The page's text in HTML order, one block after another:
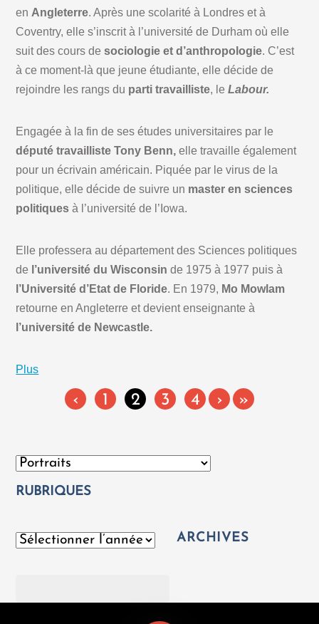
en Angleterre. Après une scolarité à Londres et à
Coventry, elle s’inscrit à l’université de Durham où elle
suit des cours desociologie et d’anthropologie. C’est
à ce moment-là que jeune étudiante, elle décide de
rejoindre les rangs du parti travailliste, leLabour.
Engagée à la fin de ses études universitaires par le
député travailliste Tony Benn, elle travaille également
pour un écrivain américain. Piquée par le virus de la
politique, elle décide de suivre un master en sciences
politiques à l’université de l’Iowa.
Elle professera au département des Sciences politiques
de l’université du Wisconsin de 1975 à 1977 puis à
l’Université d’Etat de Floride. En 1979, Mo Mowlam
retourne en Angleterre et devient enseignante à
l’université de Newcastle.
Plus
‹ 1 2 3 4 › »
Catégories
RUBRIQUES
Archives ARCHIVES